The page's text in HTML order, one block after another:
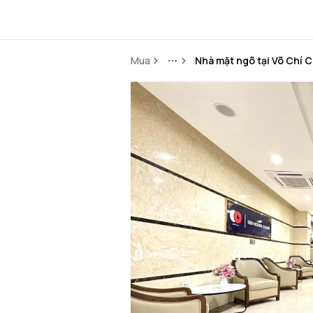
Mua MoreNhà mặt ngõ tại Võ Chí